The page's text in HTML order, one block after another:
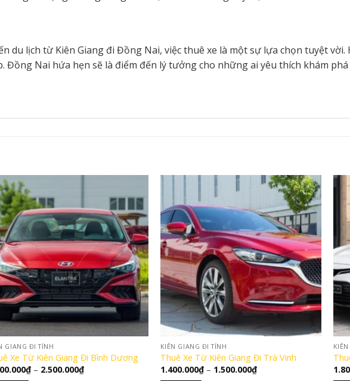
du lịch từ Kiên Giang đi Đồng Nai, việc thuê xe là một sự lựa chọn tuyệt vời.
Đồng Nai hứa hẹn sẽ là điểm đến lý tưởng cho những ai yêu thích khám
GIANG ĐI TỈNH
Xe Từ Kiên Giang Đi Bình Dương
₫ – 2.500.000₫Khoảng
giá:
KIÊN GIANG ĐI TỈNH
Thuê Xe Từ Kiên Giang Đi Trà Vinh
1.400.000₫ – 1.500.000₫Khoảng
giá: